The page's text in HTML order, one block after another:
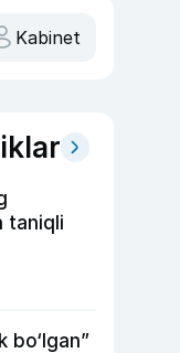
Kabinet
taniqli
bo‘lgan”